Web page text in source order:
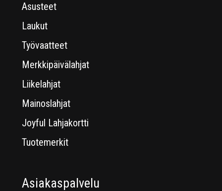
Asusteet
Laukut
Työvaatteet
Merkkipäivälahjat
Liikelahjat
Mainoslahjat
Joyful Lahjakortti
Tuotemerkit
Asiakaspalvelu